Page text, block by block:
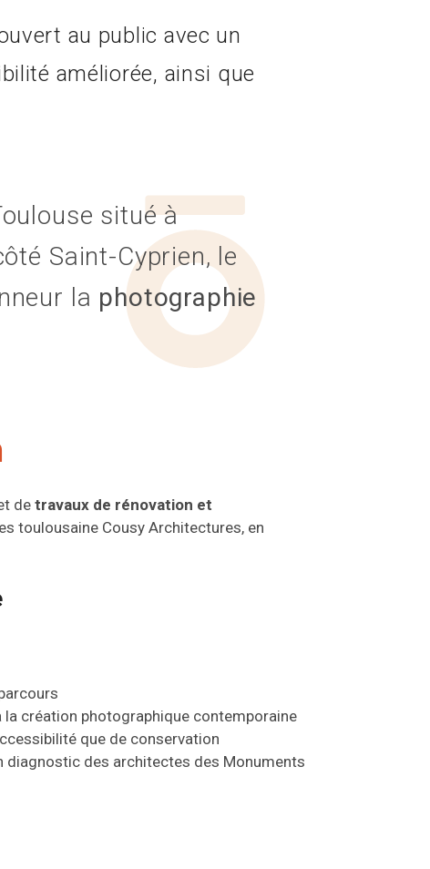
au public avec un
améliorée, ainsi que
situé à
Saint-Cyprien, le
la photographie
de travaux de rénovation et
toulousaine Cousy Architectures, en
création photographique contemporaine
que de conservation
diagnostic des architectes des Monuments